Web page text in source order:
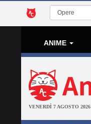
ANIME
VENERDÌ 7 AGOSTO 2026